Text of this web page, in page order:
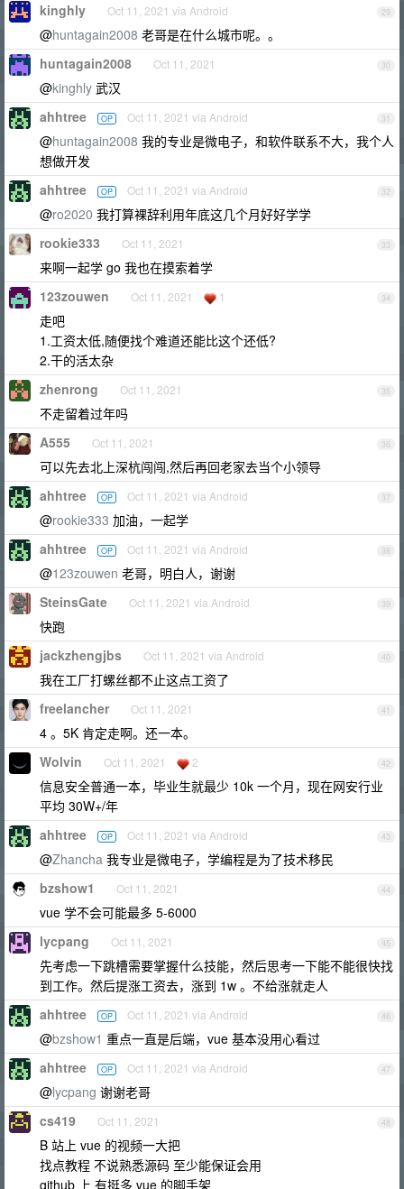
29
kinghly Oct 11, 2021 via Android
@huntagain2008 老哥是在什么城市呢。。
30
huntagain2008 Oct 11, 2021
@kinghly 武汉
31
ahhtree OP Oct 11, 2021 via Android
@huntagain2008 我的专业是微电子，和软件联系不大，我个人
想做开发
32
ahhtree OP Oct 11, 2021 via Android
@ro2020 我打算裸辞利用年底这几个月好好学学
33
rookie333 Oct 11, 2021
来啊一起学 go 我也在摸索着学
34
123zouwen Oct 11, 2021 1
走吧
1.工资太低,随便找个难道还能比这个还低?
2.干的活太杂
35
zhenrong Oct 11, 2021
不走留着过年吗
36
A555 Oct 11, 2021
可以先去北上深杭闯闯,然后再回老家去当个小领导
37
ahhtree OP Oct 11, 2021 via Android
@rookie333 加油，一起学
38
ahhtree OP Oct 11, 2021 via Android
@123zouwen 老哥，明白人，谢谢
39
SteinsGate Oct 11, 2021 via Android
快跑
40
jackzhengjbs Oct 11, 2021 via Android
我在工厂打螺丝都不止这点工资了
41
freelancher Oct 11, 2021
4 。5K 肯定走啊。还一本。
42
Wolvin Oct 11, 2021 2
信息安全普通一本，毕业生就最少 10k 一个月，现在网安行业
平均 30W+/年
43
ahhtree OP Oct 11, 2021 via Android
@Zhancha 我专业是微电子，学编程是为了技术移民
44
bzshow1 Oct 11, 2021
vue 学不会可能最多 5-6000
45
lycpang Oct 11, 2021
先考虑一下跳槽需要掌握什么技能，然后思考一下能不能很快找
到工作。然后提涨工资去，涨到 1w 。不给涨就走人
46
ahhtree OP Oct 11, 2021 via Android
@bzshow1 重点一直是后端，vue 基本没用心看过
47
ahhtree OP Oct 11, 2021 via Android
@lycpang 谢谢老哥
48
cs419 Oct 11, 2021
B 站上 vue 的视频一大把
找点教程 不说熟悉源码 至少能保证会用
github 上 有挺多 vue 的脚手架